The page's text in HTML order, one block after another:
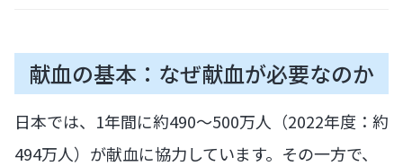
献血の基本：なぜ献血が必要なのか
日本では、1年間に約490〜500万人（2022年度：約
494万人）が献血に協力しています。その一方で、